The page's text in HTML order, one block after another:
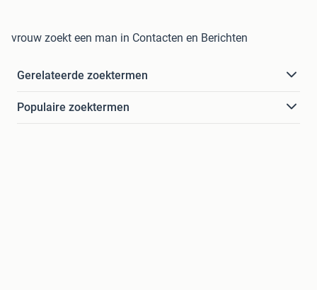
vrouw zoekt een man in Contacten en Berichten
Gerelateerde zoektermen
Populaire zoektermen